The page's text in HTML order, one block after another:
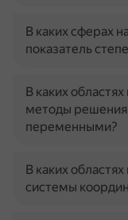
В каких сферах
показатель
В каких
методы решения
переменными?
В каких
системы